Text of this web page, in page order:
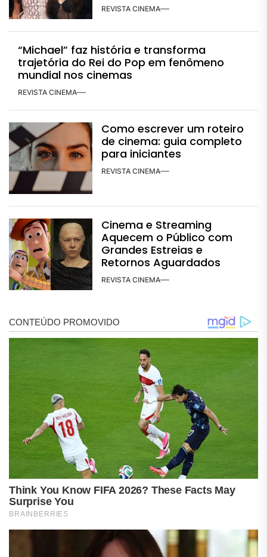
REVISTA CINEMA
“Michael” faz história e transforma
trajetória do Rei do Pop em fenômeno
mundial nos cinemas
REVISTA CINEMA
Como escrever um roteiro
de cinema: guia completo
para iniciantes
REVISTA CINEMA
Cinema e Streaming
Aquecem o Público com
Grandes Estreias e
Retornos Aguardados
REVISTA CINEMA